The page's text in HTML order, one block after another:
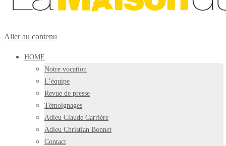
Aller au contenu
HOME
Notre vocation
L’équipe
Revue de presse
Témoignages
Adieu Claude Carrière
Adieu Christian Bonnet
Contact